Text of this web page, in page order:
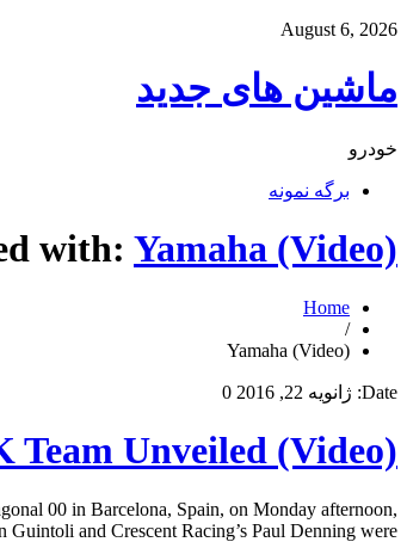
August 6, 2026
ماشین های جدید
خودرو
برگه نمونه
with: Yamaha (Video)
Home
/
Yamaha (Video)
Date: ژانویه 22, 2016 0
Team Unveiled (Video)
00 in Barcelona, Spain, on Monday afternoon,
and Crescent Racing’s Paul Denning were […]